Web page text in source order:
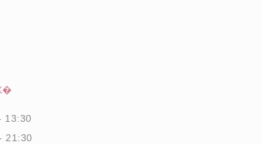
13:30
21:30